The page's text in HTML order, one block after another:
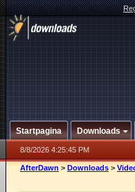
Startpagina Downloads
8/8/2026 4:25:45 PM
AfterDawn > Downloads >